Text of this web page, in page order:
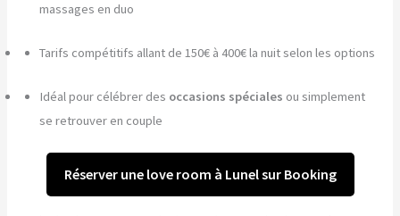
massages en duo
Tarifs compétitifs allant de 150€ à 400€ la nuit selon les options
Idéal pour célébrer des occasions spéciales ou simplement
se retrouver en couple
Réserver une love room à Lunel sur Booking